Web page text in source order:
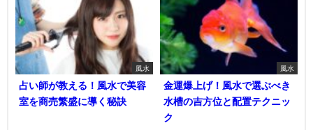
風水
占い師が教える！風水で美容
室を商売繁盛に導く秘訣
風水
金運爆上げ！風水で選ぶべき
水槽の吉方位と配置テクニッ
ク